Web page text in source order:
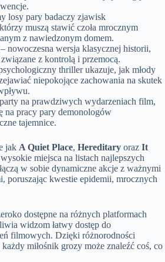
losy pary badaczy zjawisk
muszą stawić czoła mrocznym
z nawiedzonym domem.
– nowoczesna wersja klasycznej historii,
z kontrolą i przemocą.
thriller ukazuje, jak młody
niepokojące zachowania na skutek
na prawdziwych wydarzeniach film,
na pracy pary demonologów
tajemnice.
jak A Quiet Place, Hereditary oraz It
miejsca na listach najlepszych
w sobie dynamiczne akcje z ważnymi
poruszając kwestie epidemii, mrocznych
dostępne na różnych platformach
widzom łatwy dostęp do
filmowych. Dzięki różnorodności
miłośnik grozy może znaleźć coś, co